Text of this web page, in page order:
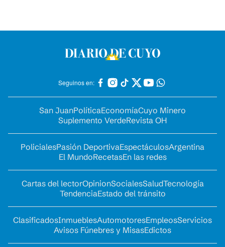
Seguinos en:
San JuanPolíticaEconomíaCuyo Minero
Suplemento VerdeRevista OH
PolicialesPasión DeportivaEspectáculosArgentina
El MundoRecetasEn las redes
Cartas del lectorOpinionSocialesSaludTecnología
TendenciaEstado del tránsito
ClasificadosInmueblesAutomotoresEmpleosServicios
Avisos Fúnebres y MisasEdictos